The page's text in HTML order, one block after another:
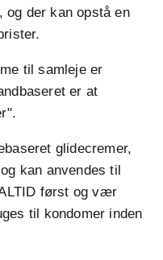
og der kan opstå en
til samleje er
er at
glidecremer,
kan anvendes til
først og vær
til kondomer inden